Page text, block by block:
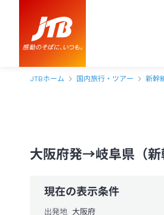
JTBホーム 国内旅行・ツアー 新幹
大阪府発→岐阜県（新
現在の表示条件
出発地 大阪府